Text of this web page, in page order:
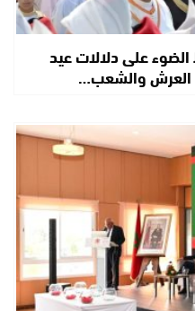
على دلالات عيد
العرش والشعب…